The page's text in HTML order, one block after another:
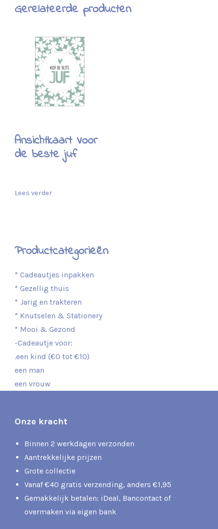
Gerelateerde producten
Ansichtkaart Voor
de beste juf
Lees verder
Productcategorieën
* Cadeautjes inpakken
* Gezellig thuis
* Jarig en trakteren
* Knutselen & Stationery
* Mooi & Gezond
-Cadeautje voor:
.een kind (€0 tot €10)
een man
een vrouw
Onze kracht
Binnen 2 werkdagen verzonden
Aantrekkelijke prijzen
Grote collectie
Vanaf €40 gratis verzending, anders €1,95
Gemakkelijk betalen: iDeal, Bancontact of
overmaken via eigen bank